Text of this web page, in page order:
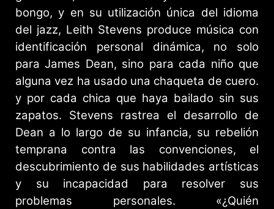
bongo, y en su utilización única del idioma
del jazz, Leith Stevens produce música con
identificación personal dinámica, no solo
para James Dean, sino para cada niño que
alguna vez ha usado una chaqueta de cuero.
y por cada chica que haya bailado sin sus
zapatos. Stevens rastrea el desarrollo de
Dean a lo largo de su infancia, su rebelión
temprana contra las convenciones, el
descubrimiento de sus habilidades artísticas
y su incapacidad para resolver sus
problemas personales. «¿Quién